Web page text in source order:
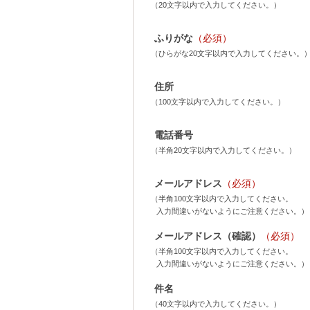
（20文字以内で入力してください。）
ふりがな （必須）
（ひらがな20文字以内で入力してください。
住所
（100文字以内で入力してください。）
電話番号
（半角20文字以内で入力してください。）
メールアドレス （必須）
（半角100文字以内で入力してください。
入力間違いがないようにご注意ください。）
メールアドレス（確認） （必須）
（半角100文字以内で入力してください。
入力間違いがないようにご注意ください。）
件名
（40文字以内で入力してください。）